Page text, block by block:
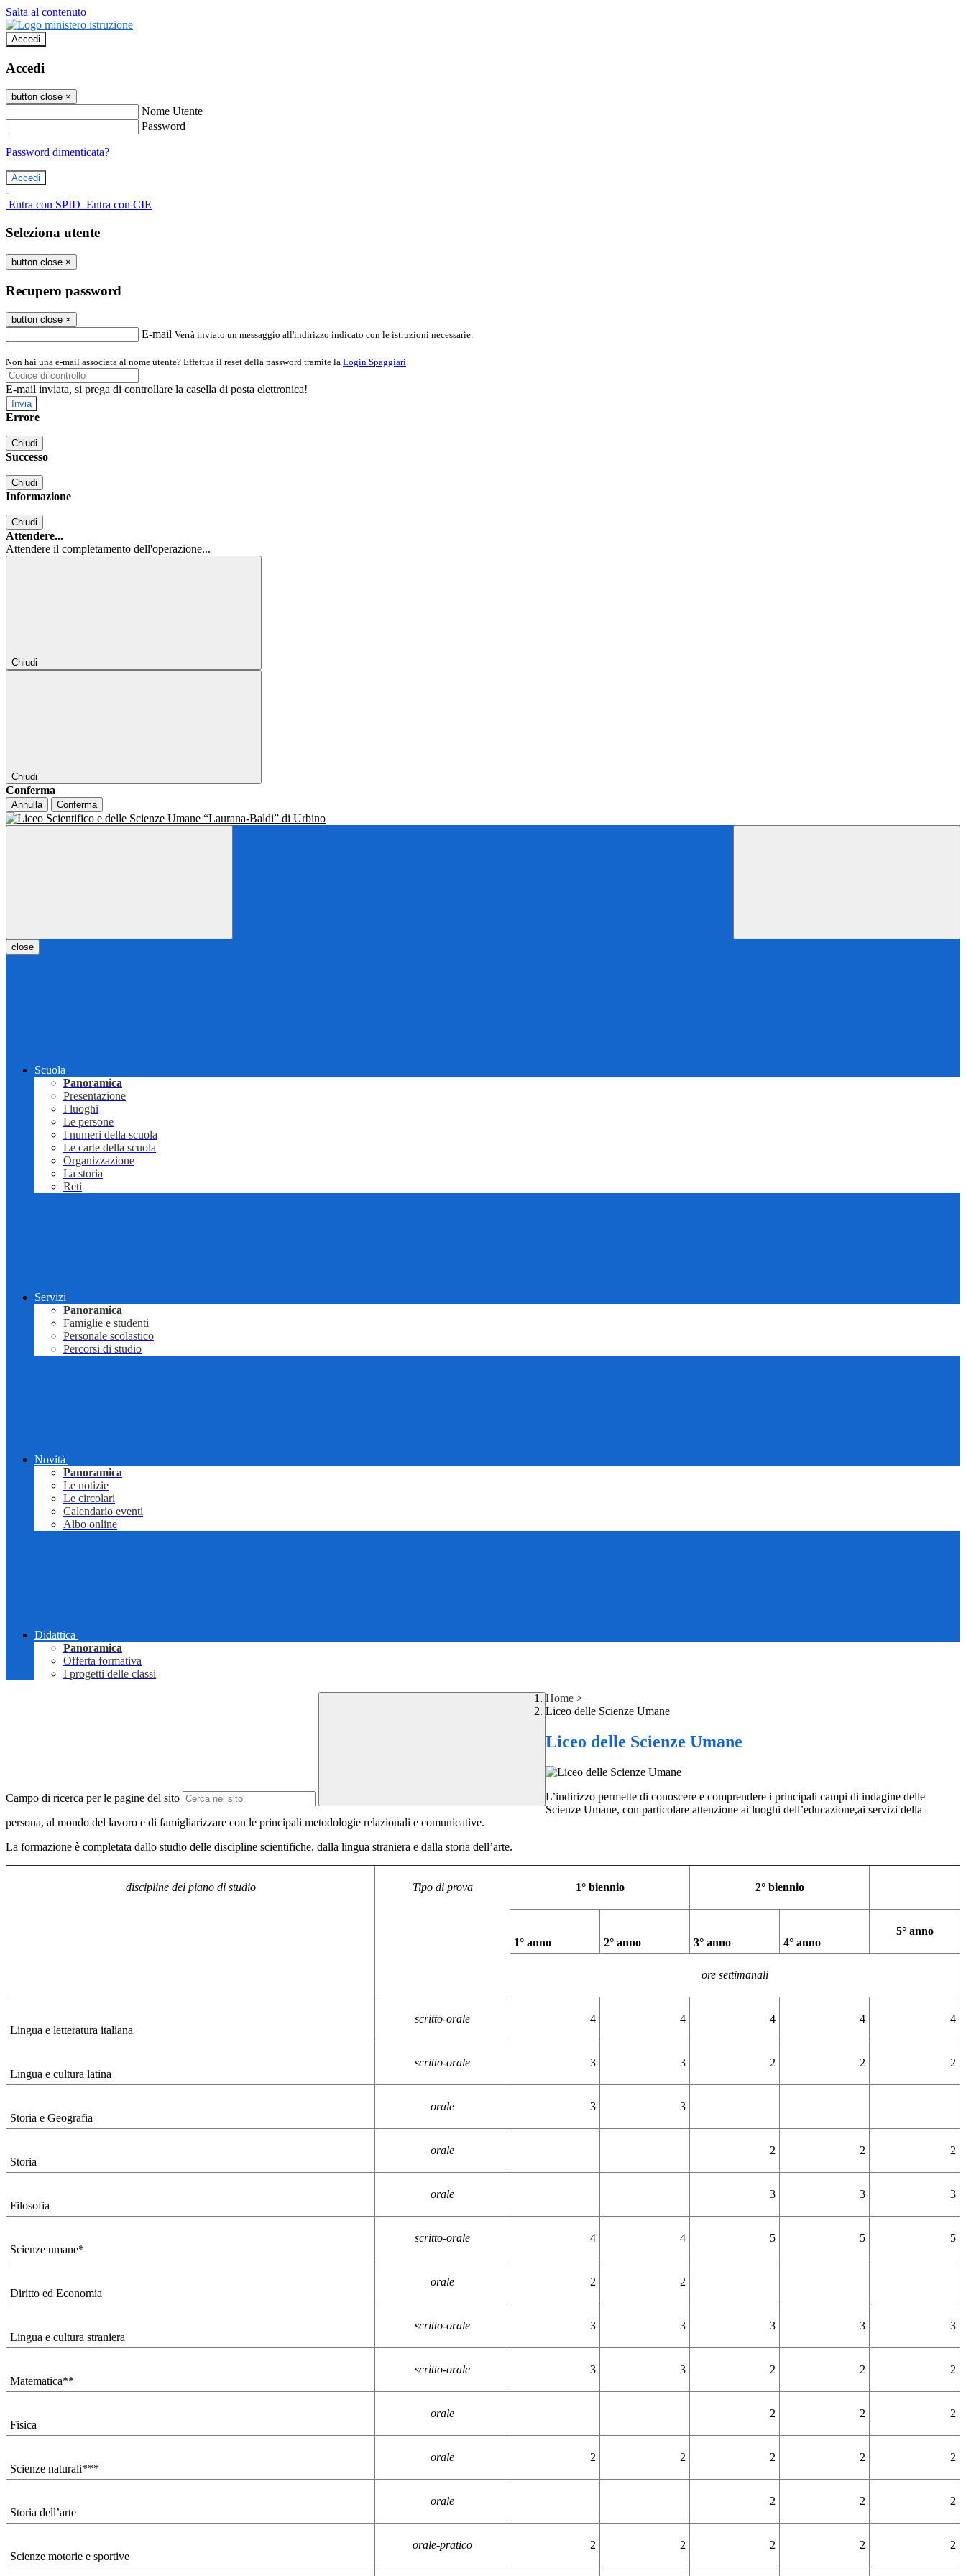
Salta al contenuto
Accedi
Accedi
button close ×
Nome Utente
Password
Password dimenticata?
-
Entra con SPID Entra con CIE
Seleziona utente
button close ×
Recupero password
button close ×
E-mail Verrà inviato un messaggio all'indirizzo indicato con le istruzioni necessarie.
Non hai una e-mail associata al nome utente? Effettua il reset della password tramite la Login Spaggiari
E-mail inviata, si prega di controllare la casella di posta elettronica!
Errore
Chiudi
Successo
Chiudi
Informazione
Chiudi
Attendere...
Attendere il completamento dell'operazione...
Chiudi
Chiudi
Conferma
Annulla Conferma
close
Scuola
Panoramica
Presentazione
I luoghi
Le persone
I numeri della scuola
Le carte della scuola
Organizzazione
La storia
Reti
Servizi
Panoramica
Famiglie e studenti
Personale scolastico
Percorsi di studio
Novità
Panoramica
Le notizie
Le circolari
Calendario eventi
Albo online
Didattica
Panoramica
Offerta formativa
I progetti delle classi
Campo di ricerca per le pagine del sito
Home >
Liceo delle Scienze Umane
Liceo delle Scienze Umane
L’indirizzo permette di conoscere e comprendere i principali campi di indagine delle
Scienze Umane, con particolare attenzione ai luoghi dell’educazione,ai servizi della
persona, al mondo del lavoro e di famigliarizzare con le principali metodologie relazionali e comunicative.
La formazione è completata dallo studio delle discipline scientifiche, dalla lingua straniera e dalla storia dell’arte.
discipline del piano di studio Tipo di prova 1° biennio 2° biennio
1° anno 2° anno 3° anno 4° anno
5° anno
ore settimanali
Lingua e letteratura italiana
scritto-orale 4 4 4 4 4
Lingua e cultura latina
scritto-orale 3 3 2 2 2
Storia e Geografia
orale 3 3
Storia
orale 2 2 2
Filosofia
orale 3 3 3
Scienze umane*
scritto-orale 4 4 5 5 5
Diritto ed Economia
orale 2 2
Lingua e cultura straniera
scritto-orale 3 3 3 3 3
Matematica**
scritto-orale 3 3 2 2 2
Fisica
orale 2 2 2
Scienze naturali***
orale 2 2 2 2 2
Storia dell’arte
orale 2 2 2
Scienze motorie e sportive
orale-pratico 2 2 2 2 2